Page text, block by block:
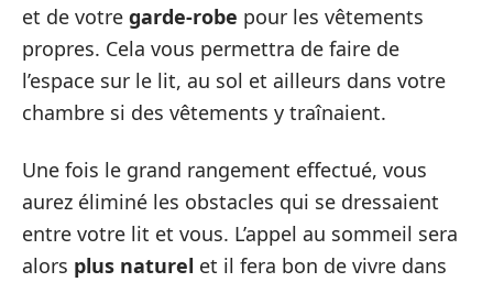
et de votre garde-robe pour les vêtements
propres. Cela vous permettra de faire de
l’espace sur le lit, au sol et ailleurs dans votre
chambre si des vêtements y traînaient.
Une fois le grand rangement effectué, vous
aurez éliminé les obstacles qui se dressaient
entre votre lit et vous. L’appel au sommeil sera
alors plus naturel et il fera bon de vivre dans